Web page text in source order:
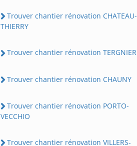
Trouver chantier rénovation CHATEAU-
THIERRY
Trouver chantier rénovation TERGNIER
Trouver chantier rénovation CHAUNY
Trouver chantier rénovation PORTO-
VECCHIO
Trouver chantier rénovation VILLERS-